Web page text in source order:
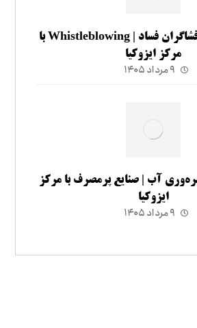
ایزو ۳۷۰۰۲ و افشاگران فساد | Whistleblowing با
مرکز ایزوکیا
۹ مرداد ۱۴۰۵
۴۶۰۰۱ و بهره‌وری آب | صنایع پرمصرف با مرکز
ایزوکیا
۹ مرداد ۱۴۰۵